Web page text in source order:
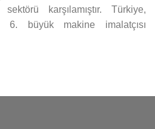
karşılamıştır. Türkiye,
6. büyük makine imalatçısı